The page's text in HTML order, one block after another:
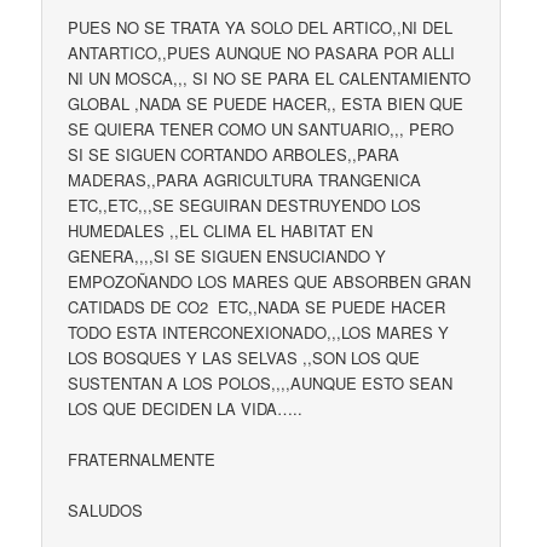
PUES NO SE TRATA YA SOLO DEL ARTICO,,NI DEL
ANTARTICO,,PUES AUNQUE NO PASARA POR ALLI
NI UN MOSCA,,, SI NO SE PARA EL CALENTAMIENTO
GLOBAL ,NADA SE PUEDE HACER,, ESTA BIEN QUE
SE QUIERA TENER COMO UN SANTUARIO,,, PERO
SI SE SIGUEN CORTANDO ARBOLES,,PARA
MADERAS,,PARA AGRICULTURA TRANGENICA
ETC,,ETC,,,SE SEGUIRAN DESTRUYENDO LOS
HUMEDALES ,,EL CLIMA EL HABITAT EN
GENERA,,,,SI SE SIGUEN ENSUCIANDO Y
EMPOZOÑANDO LOS MARES QUE ABSORBEN GRAN
CATIDADS DE CO2 ETC,,NADA SE PUEDE HACER
TODO ESTA INTERCONEXIONADO,,,LOS MARES Y
LOS BOSQUES Y LAS SELVAS ,,SON LOS QUE
SUSTENTAN A LOS POLOS,,,,AUNQUE ESTO SEAN
LOS QUE DECIDEN LA VIDA…..
FRATERNALMENTE
SALUDOS